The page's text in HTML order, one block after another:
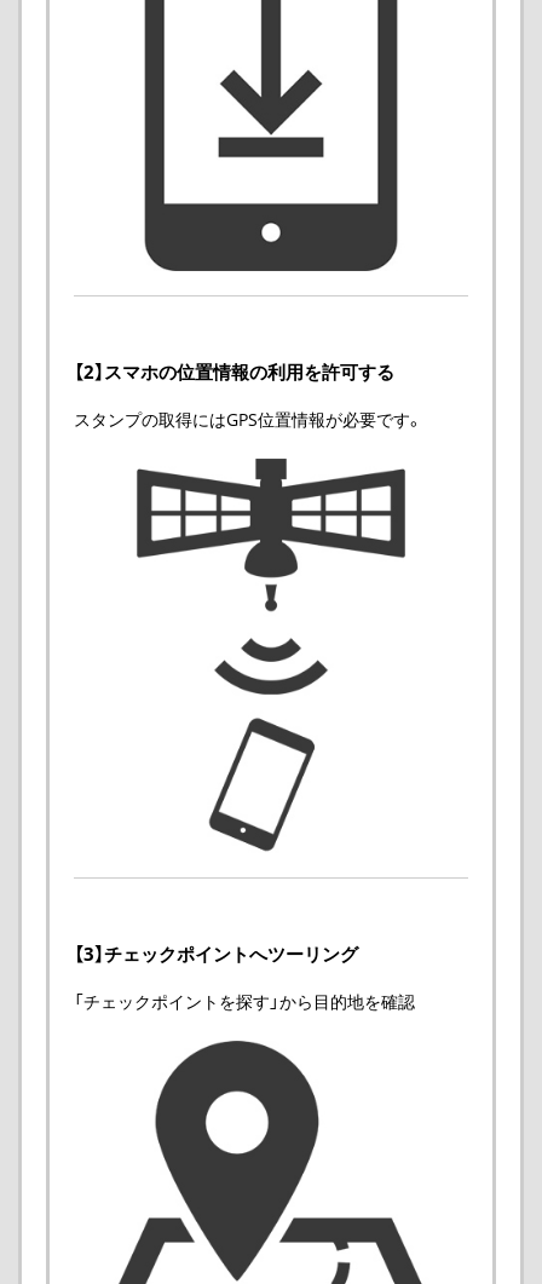
【2】スマホの位置情報の利用を許可する
スタンプの取得にはGPS位置情報が必要です。
【3】チェックポイントへツーリング
「チェックポイントを探す」から目的地を確認